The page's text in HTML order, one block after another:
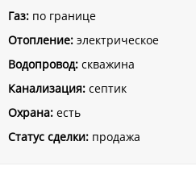
Газ: по границе
Отопление: электрическое
Водопровод: скважина
Канализация: септик
Охрана: есть
Статус сделки: продажа